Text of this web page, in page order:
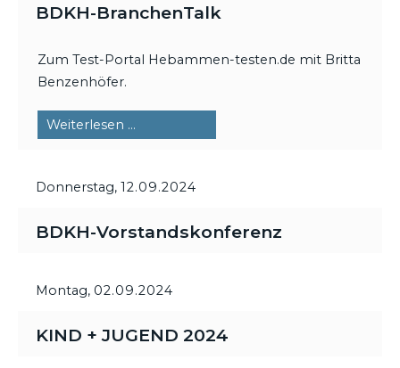
BDKH-BranchenTalk
Zum Test-Portal Hebammen-testen.de mit Britta
Benzenhöfer.
Weiterlesen …
Donnerstag, 12.09.2024
BDKH-Vorstandskonferenz
Montag, 02.09.2024
KIND + JUGEND 2024